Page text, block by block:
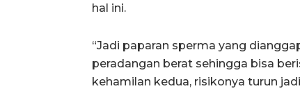
hal ini.
“Jadi paparan sperma yang
peradangan berat sehingga bisa
kehamilan kedua, risikonya turun